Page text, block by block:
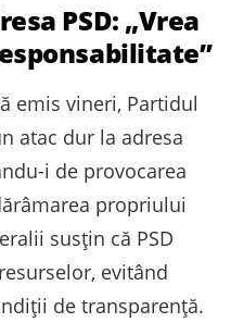
PSD: „Vrea
emis vineri, Partidul
atac dur la adresa
i de provocarea
propriului
susțin că PSD
evitând
de transparență.